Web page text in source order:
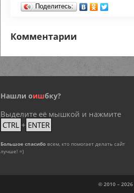
Поделитесь:
Комментарии
Нашли оишбку?
Выделите её мышкой и нажмите
CTRL + ENTER
Большое спасибо всем, кто помогает делать сайт
лучше! =)
© 2010 – 2026